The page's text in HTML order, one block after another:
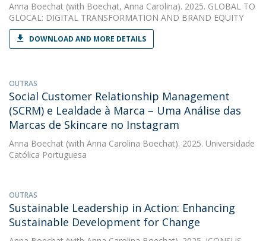
Anna Boechat (with Boechat, Anna Carolina). 2025. GLOBAL TO
GLOCAL: DIGITAL TRANSFORMATION AND BRAND EQUITY
DOWNLOAD AND MORE DETAILS
OUTRAS
Social Customer Relationship Management
(SCRM) e Lealdade à Marca – Uma Análise das
Marcas de Skincare no Instagram
Anna Boechat (with Anna Carolina Boechat). 2025. Universidade
Católica Portuguesa
OUTRAS
Sustainable Leadership in Action: Enhancing
Sustainable Development for Change